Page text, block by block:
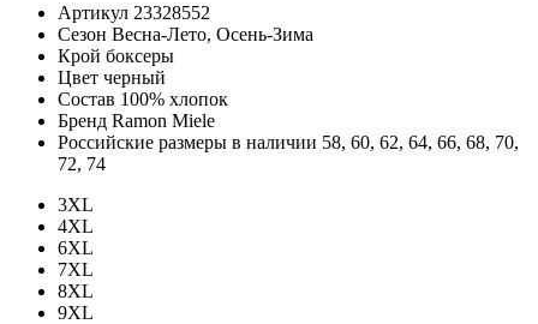
Артикул 23328552
Сезон Весна-Лето, Осень-Зима
Крой боксеры
Цвет черный
Состав 100% хлопок
Бренд Ramon Miele
Российские размеры в наличии 58, 60, 62, 64, 66, 68, 70,
72, 74
3XL
4XL
6XL
7XL
8XL
9XL